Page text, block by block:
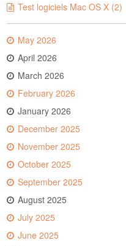
Test logiciels Mac OS X (2)
May 2026
April 2026
March 2026
February 2026
January 2026
December 2025
November 2025
October 2025
September 2025
August 2025
July 2025
June 2025